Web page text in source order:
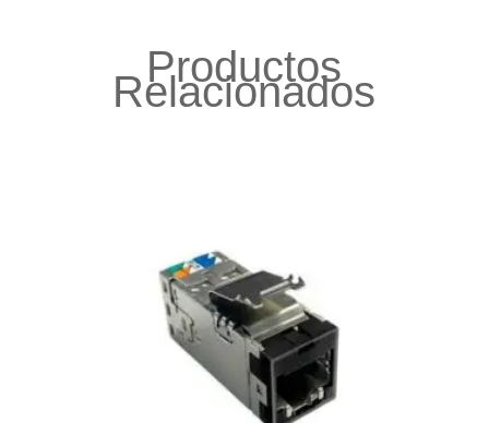
Productos
Relacionados